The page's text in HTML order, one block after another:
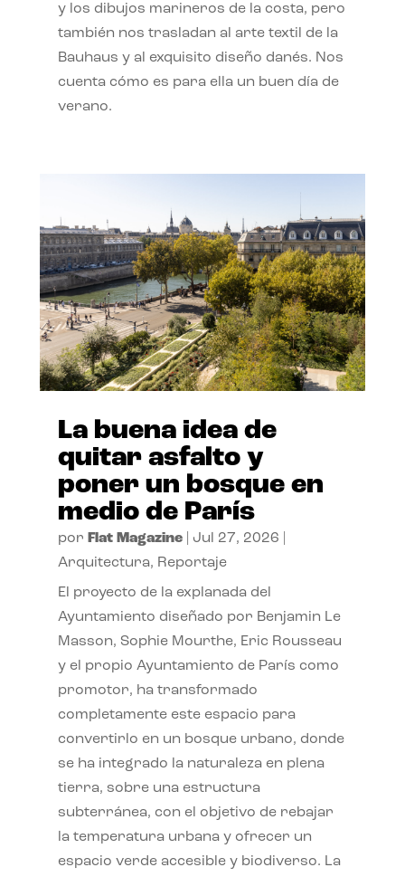
y los dibujos marineros de la costa, pero
también nos trasladan al arte textil de la
Bauhaus y al exquisito diseño danés. Nos
cuenta cómo es para ella un buen día de
verano.
La buena idea de
quitar asfalto y
poner un bosque en
medio de París
por Flat Magazine| Jul 27, 2026
Arquitectura, Reportaje
El proyecto de la explanada del
Ayuntamiento diseñado por Benjamin Le
Masson, Sophie Mourthe, Eric Rousseau
y el propio Ayuntamiento de París como
promotor, ha transformado
completamente este espacio para
convertirlo en un bosque urbano, donde
se ha integrado la naturaleza en plena
tierra, sobre una estructura
subterránea, con el objetivo de rebajar
la temperatura urbana y ofrecer un
espacio verde accesible y biodiverso. La